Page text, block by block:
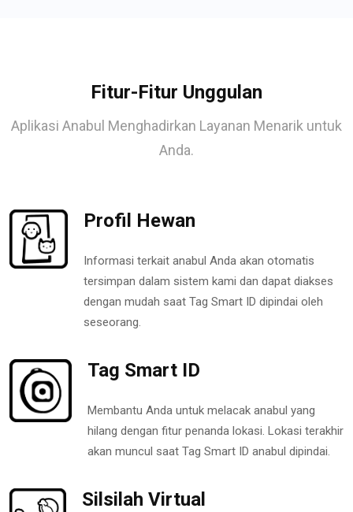
Fitur-Fitur Unggulan
Aplikasi Anabul Menghadirkan Layanan Menarik untuk
Anda.
Profil Hewan
Informasi terkait anabul Anda akan otomatis
tersimpan dalam sistem kami dan dapat diakses
dengan mudah saat Tag Smart ID dipindai oleh
seseorang.
Tag Smart ID
Membantu Anda untuk melacak anabul yang
hilang dengan fitur penanda lokasi. Lokasi terakhir
akan muncul saat Tag Smart ID anabul dipindai.
Silsilah Virtual